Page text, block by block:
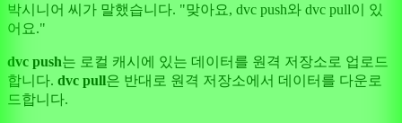
박시니어 씨가 말했습니다. "맞아요, dvc push와 dvc pull이 있
어요."
dvc push는 로컬 캐시에 있는 데이터를 원격 저장소로 업로드
합니다. dvc pull은 반대로 원격 저장소에서 데이터를 다운로
드합니다.